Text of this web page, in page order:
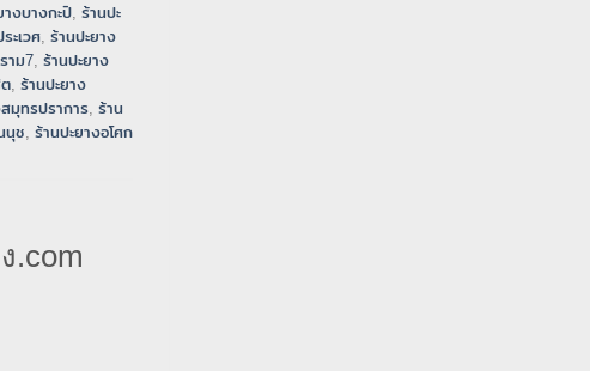
างบางกะปิ, ร้านปะ
ะเวศ, ร้านปะยาง
าม7, ร้านปะยาง
, ร้านปะยาง
มุทรปราการ, ร้าน
นุช, ร้านปะยางอโศก
.com